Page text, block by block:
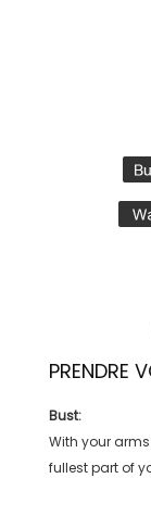
PRENDRE
Bust:
With your
fullest part of